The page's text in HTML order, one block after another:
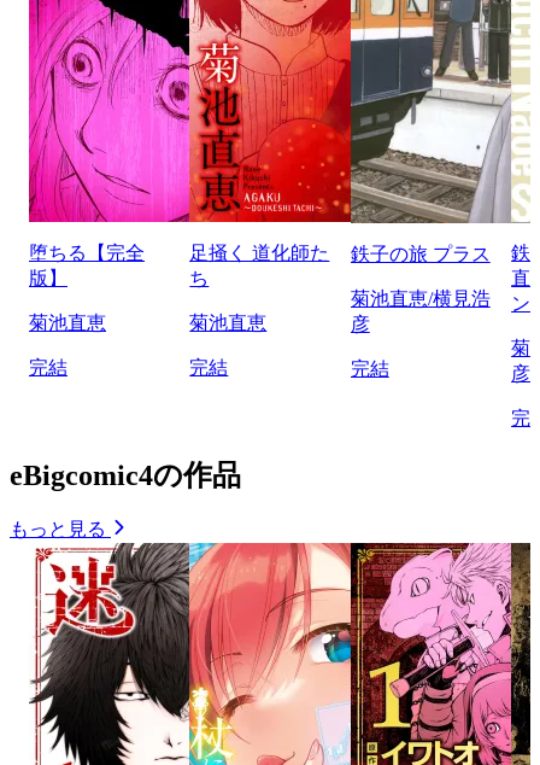
堕ちる【完全
版】
菊池直恵
完結
足掻く 道化師た
ち
菊池直恵
完結
鉄子の旅 プラス
菊池直恵/横見浩
彦
完結
鉄
直
ン
菊
彦
完
eBigcomic4の作品
もっと見る